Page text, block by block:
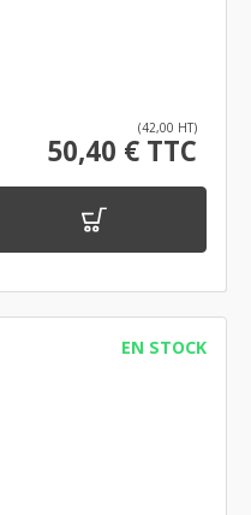
(42,00 HT)
50,40 € TTC
EN STOCK